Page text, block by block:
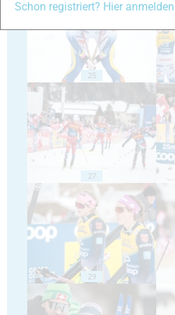
25
27
29
Schon registriert? Hier anmelden